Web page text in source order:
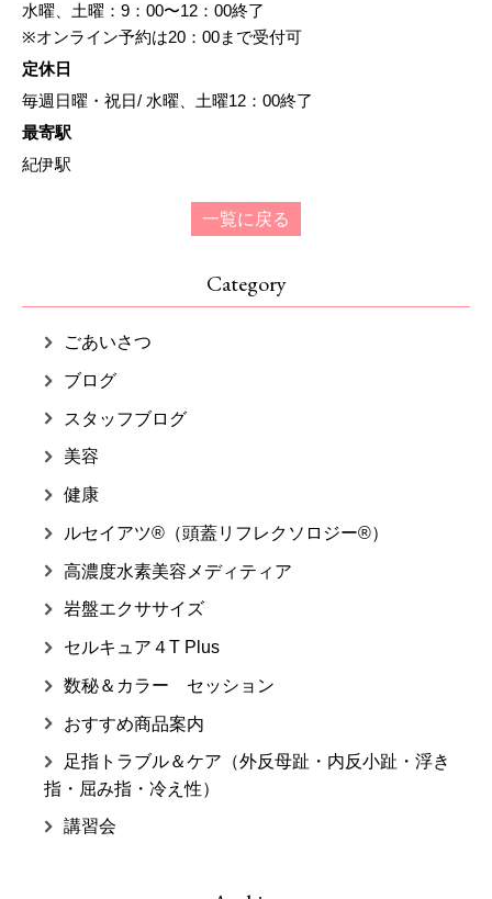
水曜、土曜：9：00〜12：00終了
※オンライン予約は20：00まで受付可
定休日
毎週日曜・祝日/ 水曜、土曜12：00終了
最寄駅
紀伊駅
一覧に戻る
Category
ごあいさつ
ブログ
スタッフブログ
美容
健康
ルセイアツ®（頭蓋リフレクソロジー®）
高濃度水素美容メディティア
岩盤エクササイズ
セルキュア４T Plus
数秘＆カラー セッション
おすすめ商品案内
足指トラブル＆ケア（外反母趾・内反小趾・浮き
指・屈み指・冷え性）
講習会